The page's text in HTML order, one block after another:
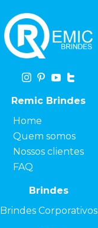
Remic Brindes
Home
Quem somos
Nossos clientes
FAQ
Brindes
Brindes Corporativos